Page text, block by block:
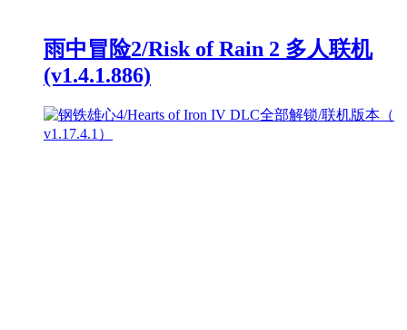
雨中冒险2/Risk of Rain 2 多人联机
(v1.4.1.886)